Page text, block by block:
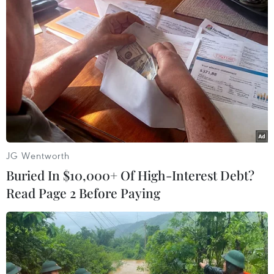
Giới trẻ Trung Quốc hoãn
kết hôn: 'Tôi đồng ý nhưng
chưa phải bây giờ'
Mặc dù có sự phục hồi nhẹ vào
năm 2023, nhưng trong năm
2024, số lượng cặp đôi kết hôn lại
giảm xuống chỉ còn 6,11 triệu,
giảm hơn 20% so với cùng kỳ
năm trước, theo báo cáo của Bộ
Nội vụ Trung Quốc.
(Vietnam+)
JG Wentworth
Buried In $10,000+ Of High-Interest Debt?
Read Page 2 Before Paying